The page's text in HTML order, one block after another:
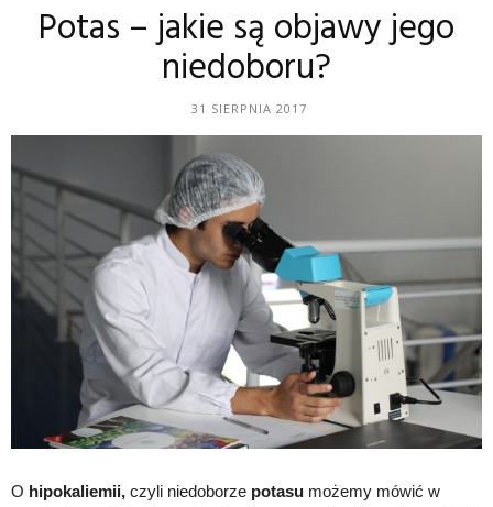
Potas – jakie są objawy jego
niedoboru?
31 SIERPNIA 2017
O hipokaliemii, czyli niedoborze potasu możemy mówić w